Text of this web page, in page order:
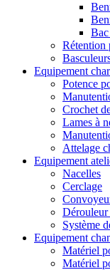
Rétention
Equipement
Potence
Crochet
Lames à
Attelage
Equipement
Nacelles
Cerclage
Dérouleur
Système
Equipement
Matériel
Matériel